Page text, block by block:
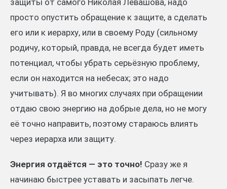
защиты от самого Николая Левашова, надо
просто опустить обращение к защите, а сделать
его или к иерарху, или в своему Роду (сильному
родичу, который, правда, не всегда будет иметь
потенциал, чтобы убрать серьёзную проблему,
если он находится на небесах; это надо
учитывать). Я во многих случаях при обращении
отдаю свою энергию на добрые дела, но не могу
её точно направить, поэтому стараюсь влиять
через иерарха или защиту.
Энергия отдаётся — это точно! Сразу же я
начинаю быстрее уставать и засыпать легче.